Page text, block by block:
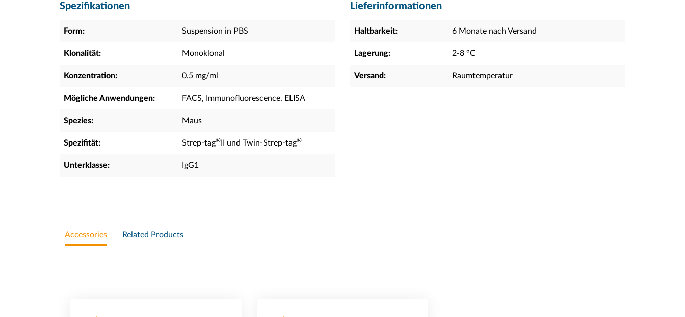
Spezifikationen
Form: Suspension in PBS
Klonalität: Monoklonal
Konzentration: 0.5 mg/ml
Mögliche Anwendungen: FACS, Immunofluorescence, ELISA
Spezies: Maus
Spezifität: Strep-tag®II und Twin-Strep-tag®
Unterklasse: IgG1
Lieferinformationen
Haltbarkeit: 6 Monate nach Versand
Lagerung: 2-8 °C
Versand: Raumtemperatur
Accessories Related Products